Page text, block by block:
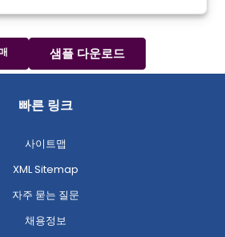
샘플 다운로드
빠른 링크
사이트맵
XML Sitemap
자주 묻는 질문
채용정보